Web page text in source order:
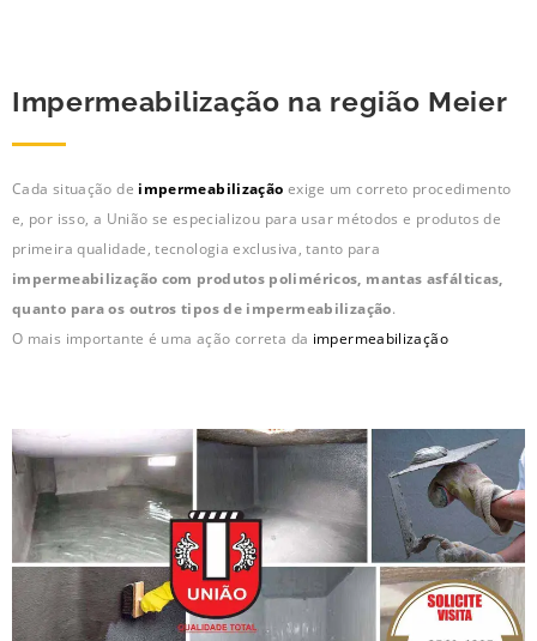
Impermeabilização na região Meier
Cada situação de impermeabilização exige um correto procedimento
e, por isso, a União se especializou para usar métodos e produtos de
primeira qualidade, tecnologia exclusiva, tanto para
impermeabilização com produtos poliméricos, mantas asfálticas,
quanto para os outros tipos de impermeabilização.
O mais importante é uma ação correta da impermeabilização